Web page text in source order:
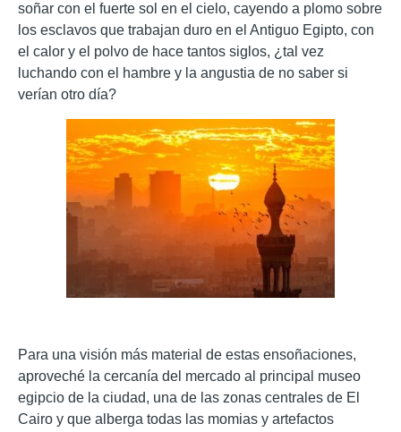
soñar con el fuerte sol en el cielo, cayendo a plomo sobre
los esclavos que trabajan duro en el Antiguo Egipto, con
el calor y el polvo de hace tantos siglos, ¿tal vez
luchando con el hambre y la angustia de no saber si
verían otro día?
Para una visión más material de estas ensoñaciones,
aproveché la cercanía del mercado al principal museo
egipcio de la ciudad, una de las zonas centrales de El
Cairo y que alberga todas las momias y artefactos